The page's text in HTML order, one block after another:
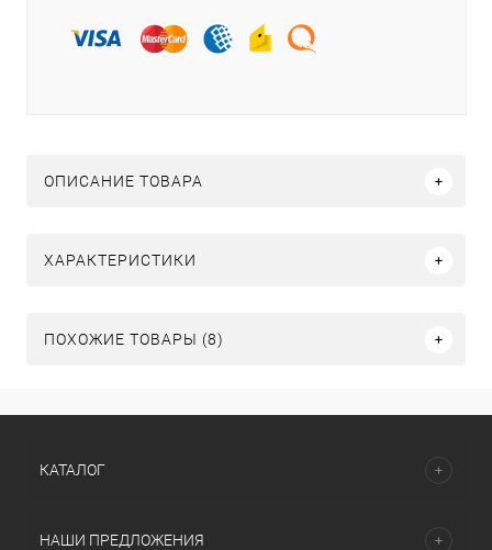
ОПИСАНИЕ ТОВАРА
ХАРАКТЕРИСТИКИ
ПОХОЖИЕ ТОВАРЫ (8)
КАТАЛОГ
НАШИ ПРЕДЛОЖЕНИЯ